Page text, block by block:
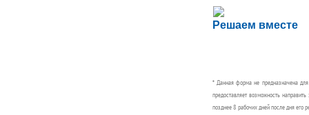
Решаем вместе
Сложности с
Сообщите об этом
* Данная форма не предназначена
предоставляет возможность
позднее 8 рабочих дней после дня его